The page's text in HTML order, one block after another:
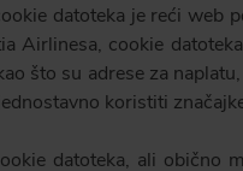
datoteka je reći web
cookie
što su adrese za
koristiti
datoteka, ali obično